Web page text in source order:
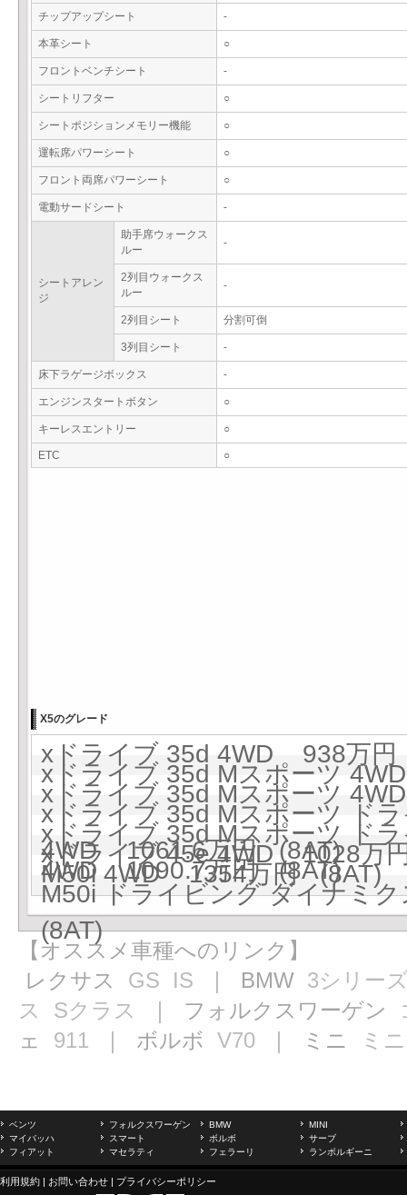
チップアップシート -
本革シート ○
フロントベンチシート -
シートリフター ○
シートポジションメモリー機能 ○
運転席パワーシート ○
フロント両席パワーシート ○
電動サードシート -
シートアレン
ジ
助手席ウォークス
ルー
-
2列目ウォークス
ルー
-
2列目シート 分割可倒
3列目シート -
床下ラゲージボックス -
エンジンスタートボタン ○
キーレスエントリー ○
ETC ○
X5のグレード
xドライブ 35d 4WD 938万
xドライブ 35d Mスポーツ
xドライブ 35d Mスポーツ
xドライブ 35d Mスポーツ ド
4WD 1061.6万円 (8AT)
xドライブ 35d Mスポーツ ド
4WD 1090.7万円 (8AT)
xドライブ 45e 4WD 1028万
M50i 4WD 1354万円 (8AT)
M50i ドライビング ダイナミ
(8AT)
【オススメ車種へのリンク】
レクサス GS IS ｜ BMW 3シリー
ス
Sクラス ｜ フォルクスワーゲン
ェ 911 ｜ ボルボ V70 ｜ ミニ ミニ
ベンツ フォルクスワーゲン BMW
MINI
マイバッハ
スマート ボルボ
サーブ
フィアット
マセラティ フェラーリ ランボルギーニ
利用規約 | お問い合わせ | プライバシーポリシー